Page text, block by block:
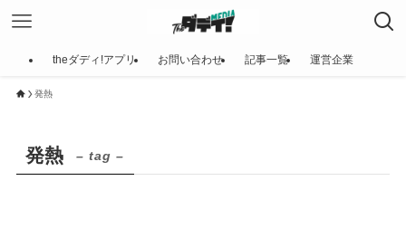
theダディ!アプリ お問い合わせ 記事一覧 運営企業
発熱
発熱 – tag –